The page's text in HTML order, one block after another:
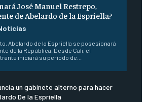
José Manuel Restrepo,
de Abelardo de la Espriella?
Abelardo de la Espriella se posesionará
de la República. Desde Cali, el
iniciará su periodo de...
un gabinete alterno para hacer
De la Espriella